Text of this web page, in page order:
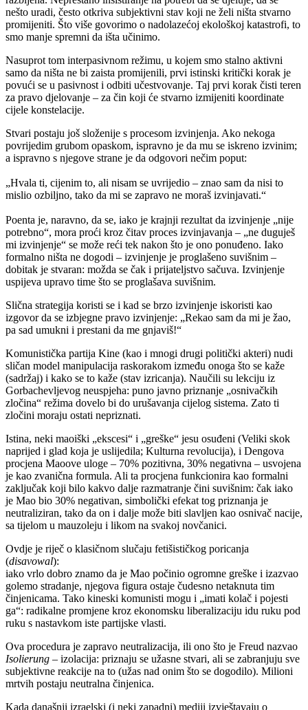
nešto uradi, često otkriva subjektivni stav koji ne želi ništa stvarno
promijeniti. Što više govorimo o nadolazećoj ekološkoj katastrofi, to
smo manje spremni da išta učinimo.
Nasuprot tom interpasivnom režimu, u kojem smo stalno aktivni
samo da ništa ne bi zaista promijenili, prvi istinski kritički korak je
povući se u pasivnost i odbiti učestvovanje. Taj prvi korak čisti teren
za pravo djelovanje – za čin koji će stvarno izmijeniti koordinate
cijele konstelacije.
Stvari postaju još složenije s procesom izvinjenja. Ako nekoga
povrijedim grubom opaskom, ispravno je da mu se iskreno izvinim;
a ispravno s njegove strane je da odgovori nečim poput:
„Hvala ti, cijenim to, ali nisam se uvrijedio – znao sam da nisi to
mislio ozbiljno, tako da mi se zapravo ne moraš izvinjavati.“
Poenta je, naravno, da se, iako je krajnji rezultat da izvinjenje „nije
potrebno“, mora proći kroz čitav proces izvinjavanja – „ne duguješ
mi izvinjenje“ se može reći tek nakon što je ono ponuđeno. Iako
formalno ništa ne dogodi – izvinjenje je proglašeno suvišnim –
dobitak je stvaran: možda se čak i prijateljstvo sačuva. Izvinjenje
uspijeva upravo time što se proglašava suvišnim.
Slična strategija koristi se i kad se brzo izvinjenje iskoristi kao
izgovor da se izbjegne pravo izvinjenje: „Rekao sam da mi je žao,
pa sad umukni i prestani da me gnjaviš!“
Komunistička partija Kine (kao i mnogi drugi politički akteri) nudi
sličan model manipulacija raskorakom između onoga što se kaže
(sadržaj) i kako se to kaže (stav izricanja). Naučili su lekciju iz
Gorbachevljevog neuspjeha: puno javno priznanje „osnivačkih
zločina“ režima dovelo bi do urušavanja cijelog sistema. Zato ti
zločini moraju ostati nepriznati.
Istina, neki maoiški „ekscesi“ i „greške“ jesu osuđeni (Veliki skok
naprijed i glad koja je uslijedila; Kulturna revolucija), i Dengova
procjena Maoove uloge – 70% pozitivna, 30% negativna – usvojena
je kao zvanična formula. Ali ta procjena funkcionira kao formalni
zaključak koji bilo kakvo dalje razmatranje čini suvišnim: čak iako
je Mao bio 30% negativan, simbolički efekat tog priznanja je
neutraliziran, tako da on i dalje može biti slavljen kao osnivač nacije,
sa tijelom u mauzoleju i likom na svakoj novčanici.
Ovdje je riječ o klasičnom slučaju fetišističkog poricanja
(disavowal):
iako vrlo dobro znamo da je Mao počinio ogromne greške i izazvao
golemo stradanje, njegova figura ostaje čudesno netaknuta tim
činjenicama. Tako kineski komunisti mogu i „imati kolač i pojesti
ga“: radikalne promjene kroz ekonomsku liberalizaciju idu ruku pod
ruku s nastavkom iste partijske vlasti.
Ova procedura je zapravo neutralizacija, ili ono što je Freud nazvao
Isolierung – izolacija: priznaju se užasne stvari, ali se zabranjuju sve
subjektivne reakcije na to (užas nad onim što se dogodilo). Milioni
mrtvih postaju neutralna činjenica.
Kada današnji izraelski (i neki zapadni) mediji izvještavaju o